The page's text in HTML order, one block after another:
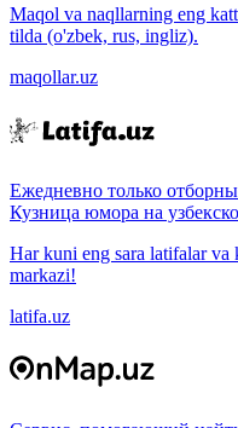
Maqol va naqllarning eng
tilda (o'zbek, rus, ingliz).
maqollar.uz
Ежедневно только
Кузница юмора на
Har kuni eng sara latifalar
markazi!
latifa.uz